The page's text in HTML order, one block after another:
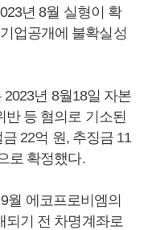
년 8월 실형이 확
업공개에 불확실성
년 8월18일 자본
등 혐의로 기소된
22억 원, 추징금 11
로 확정했다.
월 에코프로비엠의
되기 전 차명계좌로